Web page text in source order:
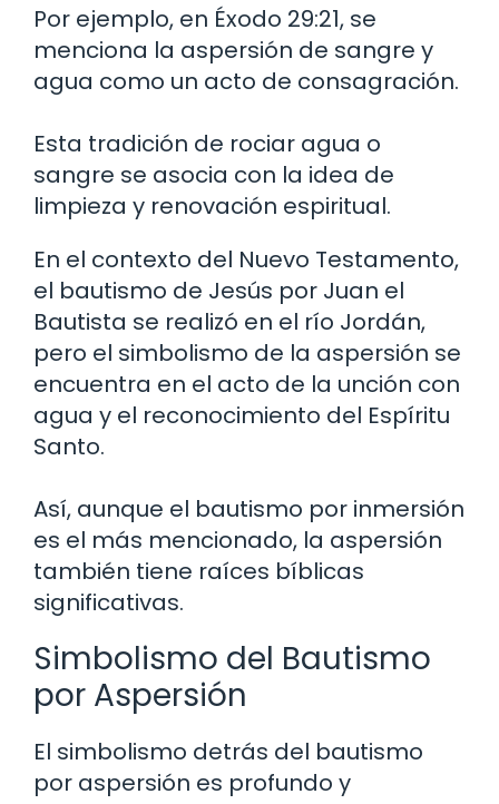
Por ejemplo, en Éxodo 29:21, se
menciona la aspersión de sangre y
agua como un acto de consagración.
Esta tradición de rociar agua o
sangre se asocia con la idea de
limpieza y renovación espiritual.
En el contexto del Nuevo Testamento,
el bautismo de Jesús por Juan el
Bautista se realizó en el río Jordán,
pero el simbolismo de la aspersión se
encuentra en el acto de la unción con
agua y el reconocimiento del Espíritu
Santo.
Así, aunque el bautismo por inmersión
es el más mencionado, la aspersión
también tiene raíces bíblicas
significativas.
Simbolismo del Bautismo
por Aspersión
El simbolismo detrás del bautismo
por aspersión es profundo y